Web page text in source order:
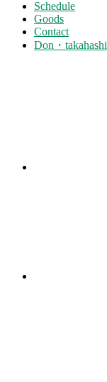
Schedule
Goods
Contact
Don・takahashi